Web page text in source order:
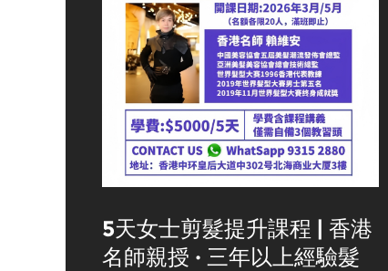
5天女士剪髮提升課程 | 香港
名師親授 · 三年以上經驗髮